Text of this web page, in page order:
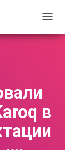
Е
Т
Ь
Н
А
в